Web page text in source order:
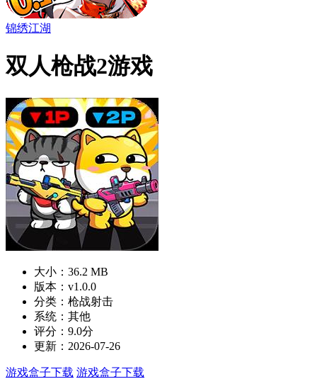
锦绣江湖
双人枪战2游戏
大小：36.2 MB
版本：v1.0.0
分类：枪战射击
系统：其他
评分：9.0分
更新：2026-07-26
游戏盒子下载 游戏盒子下载